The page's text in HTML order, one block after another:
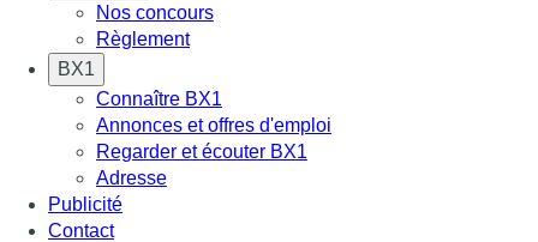
Nos concours
Règlement
BX1
Connaître BX1
Annonces et offres d'emploi
Regarder et écouter BX1
Adresse
Publicité
Contact